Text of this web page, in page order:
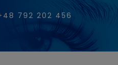
792 202 456